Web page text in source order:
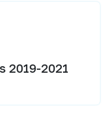
2019-2021